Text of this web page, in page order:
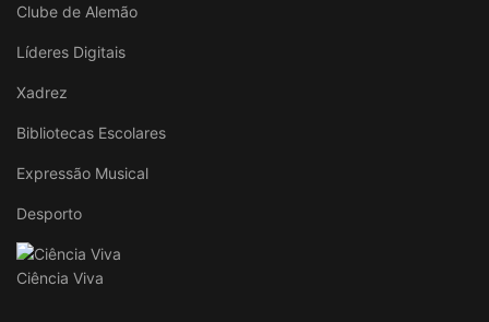
Clube de Alemão
Líderes Digitais
Xadrez
Bibliotecas Escolares
Expressão Musical
Desporto
Ciência Viva